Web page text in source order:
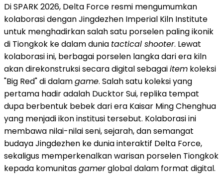
Di SPARK 2026, Delta Force resmi mengumumkan
kolaborasi dengan Jingdezhen Imperial Kiln Institute
untuk menghadirkan salah satu porselen paling ikonik
di Tiongkok ke dalam dunia tactical shooter. Lewat
kolaborasi ini, berbagai porselen langka dari era kiln
akan direkonstruksi secara digital sebagaiitem koleksi
"Big Red" di dalamgame. Salah satu koleksi yang
pertama hadir adalah Ducktor Sui, replika tempat
dupa berbentuk bebek dari era Kaisar Ming Chenghua
yang menjadi ikon institusi tersebut. Kolaborasi ini
membawa nilai-nilai seni, sejarah, dan semangat
budaya Jingdezhen ke dunia interaktif Delta Force,
sekaligus memperkenalkan warisan porselen Tiongkok
kepada komunitasgamerglobal dalam format digital.